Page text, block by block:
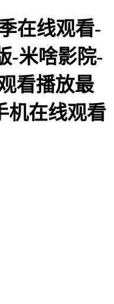
在线观看-
-米啥影院-
看播放最
机在线观看